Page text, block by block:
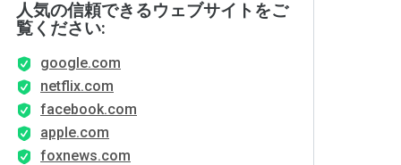
人気の信頼できるウェブサイトをご
覧ください:
google.com
netflix.com
facebook.com
apple.com
foxnews.com